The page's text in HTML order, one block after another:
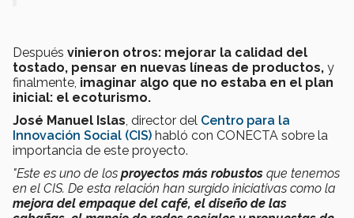
Después vinieron otros: mejorar la calidad del
tostado, pensar en nuevas líneas de productos, y
finalmente, imaginar algo que no estaba en el plan
inicial: el ecoturismo.
José Manuel Islas, director del Centro para la
Innovación Social (CIS) habló con CONECTA sobre la
importancia de este proyecto.
"Este es uno de los proyectos más robustos que tenemos
en el CIS. De esta relación han surgido iniciativas como la
mejora del empaque del café, el diseño de las